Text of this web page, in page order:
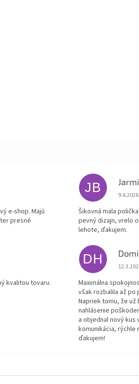
e-shop. Majú
presné
JB
9.6.2026
Šikovná mala
pevný dizajn, vrelo
lehote, ďakujem.
kvalitou tovaru.
DH
Maximálna
však rozbalila až po
Napriek tomu, že
nahlásenie
a objednal nový
komunikácia, rýchle
ďakujem!